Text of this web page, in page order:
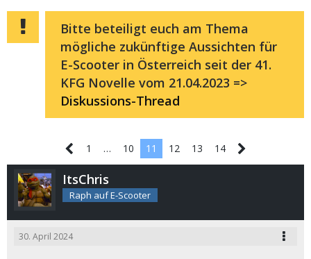
Bitte beteiligt euch am Thema
mögliche zukünftige Aussichten für
E-Scooter in Österreich seit der 41.
KFG Novelle vom 21.04.2023 =>
Diskussions-Thread
1 … 10 11 12 13 14
ItsChris
Raph auf E-Scooter
30. April 2024